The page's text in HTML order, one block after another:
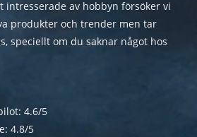
intresserade av hobbyn försöker vi
produkter och trender men tar
speciellt om du saknar något hos
4.6/5
4.8/5